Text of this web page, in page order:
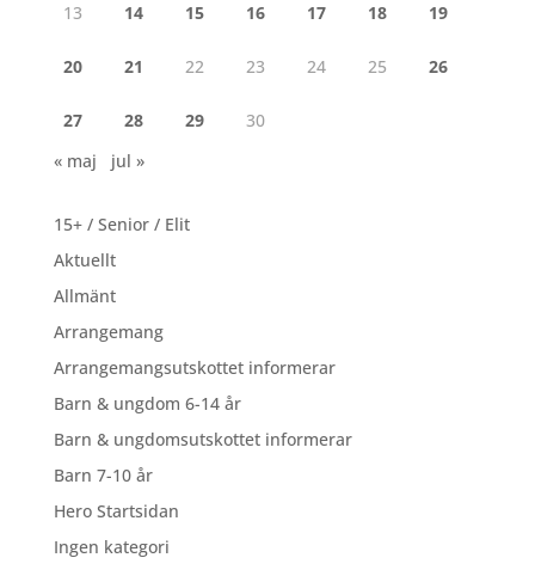
13 14 15 16 17 18 19
20 21 22 23 24 25 26
27 28 29
30
« maj
jul »
15+ / Senior / Elit
Aktuellt
Allmänt
Arrangemang
Arrangemangsutskottet informerar
Barn & ungdom 6-14 år
Barn & ungdomsutskottet informerar
Barn 7-10 år
Hero Startsidan
Ingen kategori